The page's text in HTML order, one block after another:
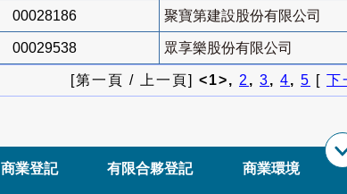
00028186 聚寶第建設股份有限公司
00029538 眾享樂股份有限公司
[第一頁 / 上一頁] <1>, 2, 3, 4, 5 [ 下
商業登記 有限合夥登記 商業環境